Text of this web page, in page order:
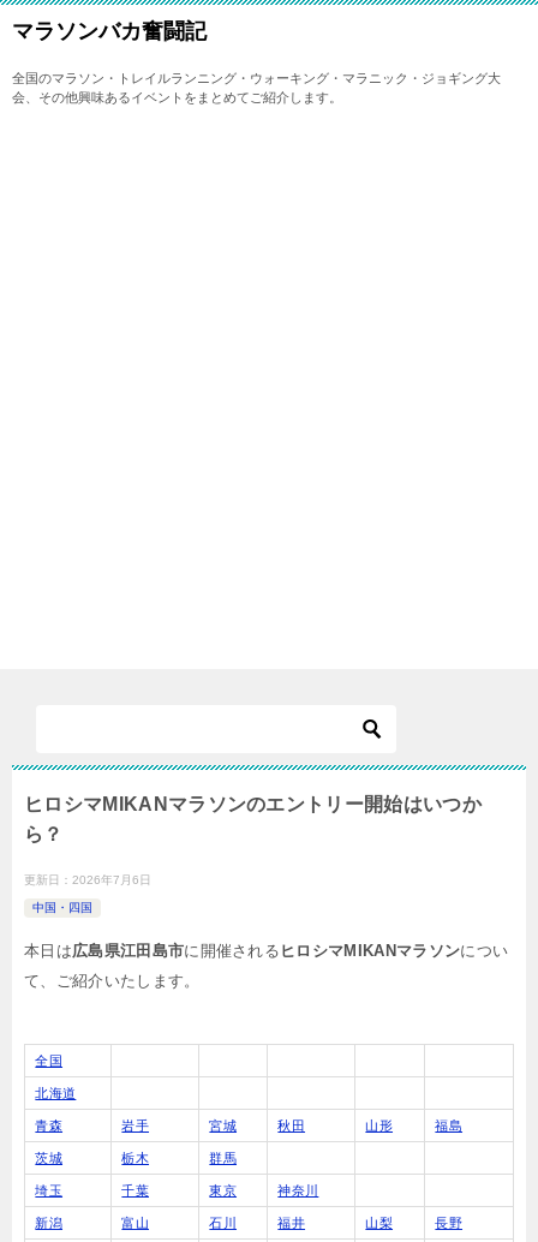
マラソンバカ奮闘記
全国のマラソン・トレイルランニング・ウォーキング・マラニック・ジョギング大
会、その他興味あるイベントをまとめてご紹介します。
ヒロシマMIKANマラソンのエントリー開始はいつか
ら？
更新日： 2026年7月6日
中国・四国
本日は広島県江田島市に開催される ヒロシマMIKANマラソンについ
て、ご紹介いたします。
全国
北海道
青森 岩手 宮城 秋田 山形 福島
茨城 栃木 群馬
埼玉 千葉 東京 神奈川
新潟 富山 石川 福井 山梨 長野